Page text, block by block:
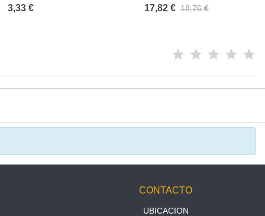
3,33 €
PELIGROS
17,82 € 18,76 €
CONTACTO
UBICACION